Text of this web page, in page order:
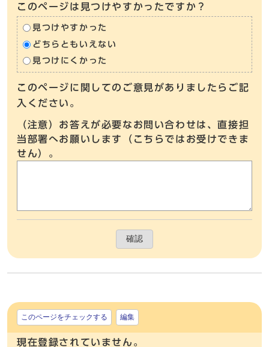
このページは見つけやすかったですか？
見つけやすかった
どちらともいえない
見つけにくかった
このページに関してのご意見がありましたらご記
入ください。
（注意）お答えが必要なお問い合わせは、直接担
当部署へお願いします（こちらではお受けできま
せん）。
確認
このページをチェックする 編集
現在登録されていません。